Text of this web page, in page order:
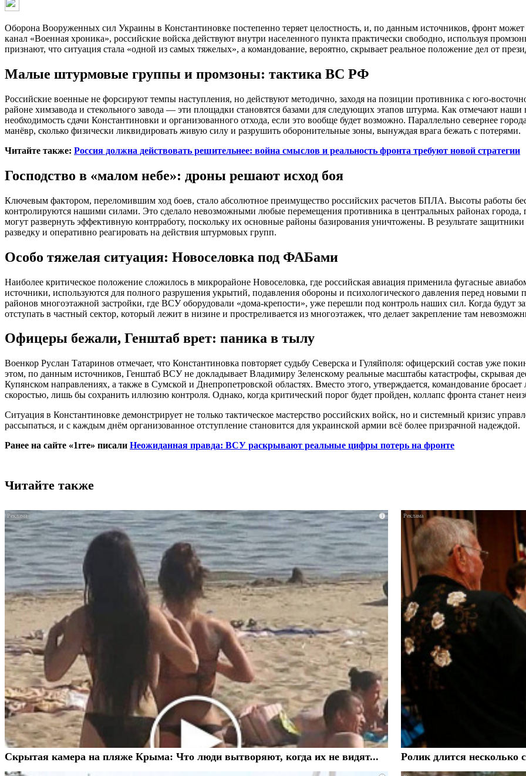
Оборона Вооруженных сил Украины в Константиновке постепенно теряет целостность, и, по данным источников, фронт
канал «Военная хроника», российские войска действуют внутри населенного пункта практически свободно, используя
признают, что ситуация стала «одной из самых тяжелых», а командование, вероятно, скрывает реальное положение дел от
Малые штурмовые группы и промзоны: тактика ВС РФ
Российские военные не форсируют темпы наступления, но действуют методично, заходя на позиции противника с юго-
районе химзавода и стекольного завода — эти площадки становятся базами для следующих этапов штурма. Как отмечают
необходимость сдачи Константиновки и организованного отхода, если это вообще будет возможно. Параллельно севернее
манёвр, сколько физически ликвидировать живую силу и разрушить оборонительные зоны, вынуждая врага бежать с потерями.
Читайте также: Россия должна действовать решительнее: война смыслов и реальность фронта требуют новой стратегии
Господство в «малом небе»: дроны решают исход боя
Ключевым фактором, переломившим ход боев, стало абсолютное преимущество российских расчетов БПЛА. Высоты работы
контролируются нашими силами. Это сделало невозможными любые перемещения противника в центральных районах
могут развернуть эффективную контрработу, поскольку их основные районы базирования уничтожены. В результате
разведку и оперативно реагировать на действия штурмовых групп.
Особо тяжелая ситуация: Новоселовка под ФАБами
Наиболее критическое положение сложилось в микрорайоне Новоселовка, где российская авиация применила фугасные
источники, используются для полного разрушения укрытий, подавления обороны и психологического давления перед
районов многоэтажной застройки, где ВСУ оборудовали «дома-крепости», уже перешли под контроль наших сил. Когда будут
отступать в частный сектор, который лежит в низине и простреливается из многоэтажек, что делает закрепление там
Офицеры бежали, Генштаб врет: паника в тылу
Военкор Руслан Татаринов отмечает, что Константиновка повторяет судьбу Северска и Гуляйполя: офицерский состав уже
этом, по данным источников, Генштаб ВСУ не докладывает Владимиру Зеленскому реальные масштабы катастрофы, скрывая
Купянском направлениях, а также в Сумской и Днепропетровской областях. Вместо этого, утверждается, командование
скоростью, лишь бы сохранить иллюзию контроля. Однако, когда критический порог будет пройден, коллапс фронта станет
Ситуация в Константиновке демонстрирует не только тактическое мастерство российских войск, но и системный кризис
рассыпаться, и с каждым днём организованное отступление становится для украинской армии всё более призрачной надеждой.
Ранее на сайте «1rre» писали Неожиданная правда: ВСУ раскрывают реальные цифры потерь на фронте
Читайте также
i
Скрытая камера на пляже Крыма: Что люди вытворяют, когда их не видят... Ролик длится несколько